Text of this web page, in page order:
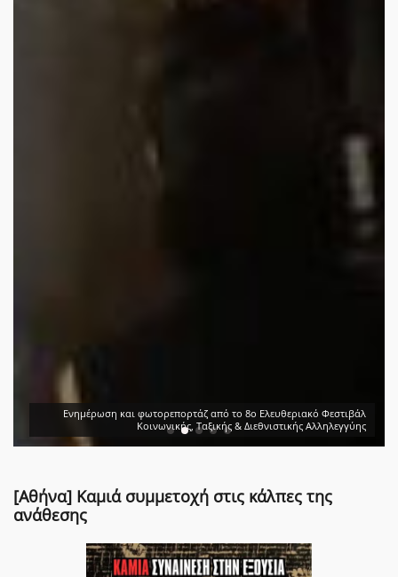
Ενημέρωση και φωτορεπορτάζ από το 8ο Ελευθεριακό Φεστιβάλ
Κοινωνικής, Ταξικής & Διεθνιστικής Αλληλεγγύης
[Αθήνα] Καμιά συμμετοχή στις κάλπες της
ανάθεσης